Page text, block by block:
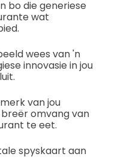
bo die generiese
wat
wees van 'n
innovasie in jou
van jou
omvang van
te eet.
spyskaart aan